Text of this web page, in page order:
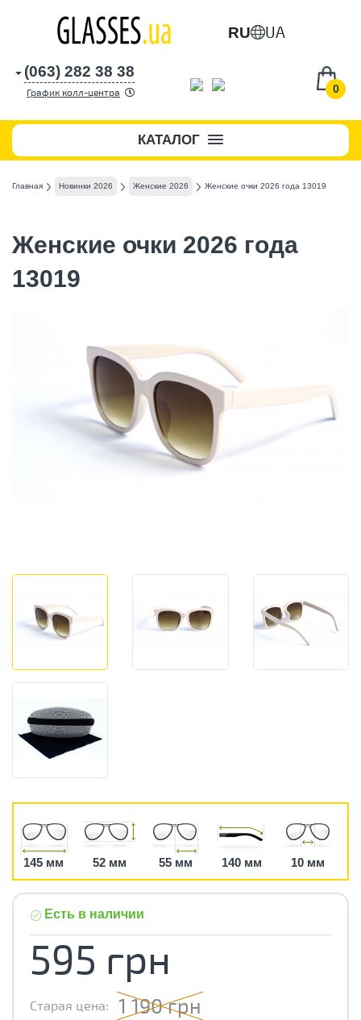
RU UA
0
(063) 282 38 38
График колл-центра
КАТАЛОГ
Главная Новинки 2026 Женские 2026 Женские очки 2026 года 13019
Женские очки 2026 года
13019
145 мм 52 мм 55 мм 140 мм 10 мм
Есть в наличии
595 грн
Старая цена: 1 190 грн